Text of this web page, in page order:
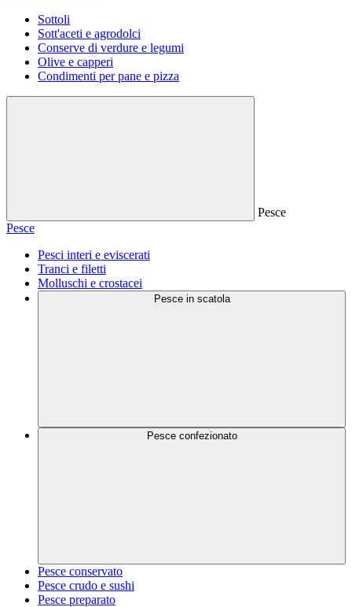
Sottoli
Sott'aceti e agrodolci
Conserve di verdure e legumi
Olive e capperi
Condimenti per pane e pizza
Pesce
Pesce
Pesci interi e eviscerati
Tranci e filetti
Molluschi e crostacei
Pesce in scatola
Pesce confezionato
Pesce conservato
Pesce crudo e sushi
Pesce preparato